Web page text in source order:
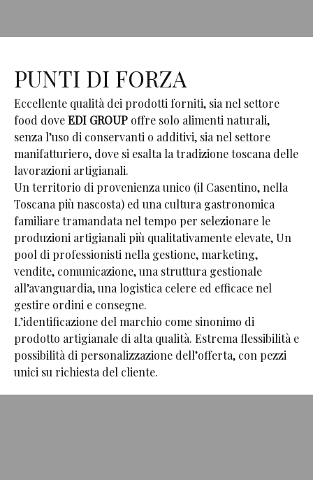
PUNTI DI FORZA
Eccellente qualità dei prodotti forniti, sia nel settore
food doveEDI GROUP offre solo alimenti naturali,
senza l’uso di conservanti o additivi, sia nel settore
manifatturiero, dove si esalta la tradizione toscana delle
lavorazioni artigianali.
Un territorio di provenienza unico (il Casentino, nella
Toscana più nascosta) ed una cultura gastronomica
familiare tramandata nel tempo per selezionare le
produzioni artigianali più qualitativamente elevate, Un
pool di professionisti nella gestione, marketing,
vendite, comunicazione, una struttura gestionale
all’avanguardia, una logistica celere ed efficace nel
gestire ordini e consegne.
L’identificazione del marchio come sinonimo di
prodotto artigianale di alta qualità. Estrema flessibilità e
possibilità di personalizzazione dell’offerta, con pezzi
unici su richiesta del cliente.